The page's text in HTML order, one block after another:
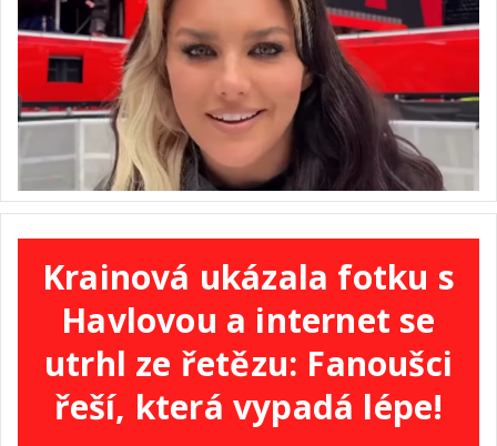
Krainová ukázala fotku s
Havlovou a internet se
utrhl ze řetězu: Fanoušci
řeší, která vypadá lépe!